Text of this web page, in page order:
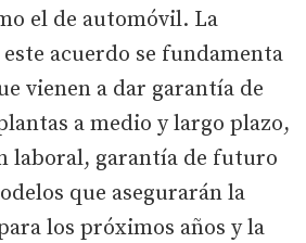
el de automóvil. La
acuerdo se fundamenta
vienen a dar garantía de
a medio y largo plazo,
laboral, garantía de futuro
que asegurarán la
los próximos años y la